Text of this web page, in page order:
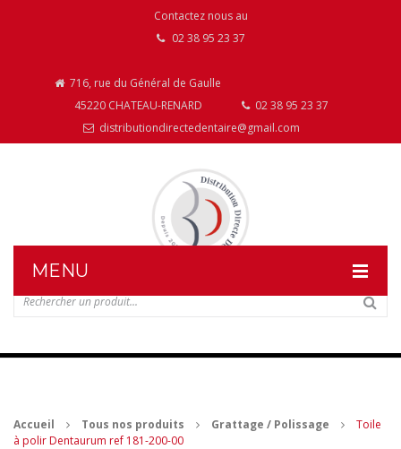
Contactez nous au
02 38 95 23 37
716, rue du Général de Gaulle
45220 CHATEAU-RENARD
02 38 95 23 37
distributiondirectedentaire@gmail.com
MENU
NOS PRODUITS
CONTACT
Accueil Tous nos produits Grattage / Polissage
Toile
à polir Dentaurum ref 181-200-00